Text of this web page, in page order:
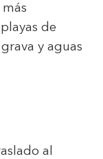
de
y aguas
al